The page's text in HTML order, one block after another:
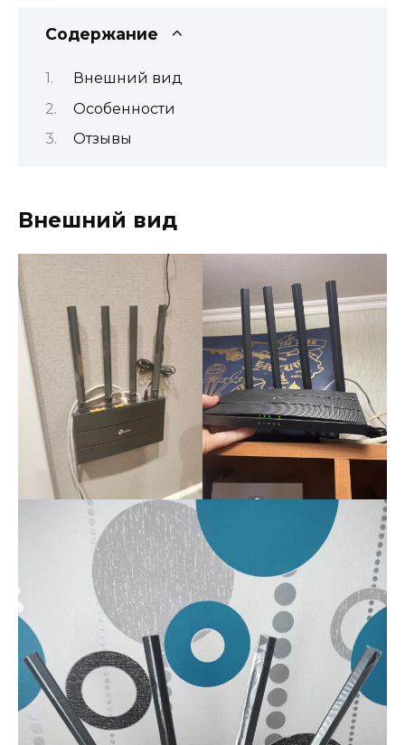
Содержание
Внешний вид
Особенности
Отзывы
Внешний вид